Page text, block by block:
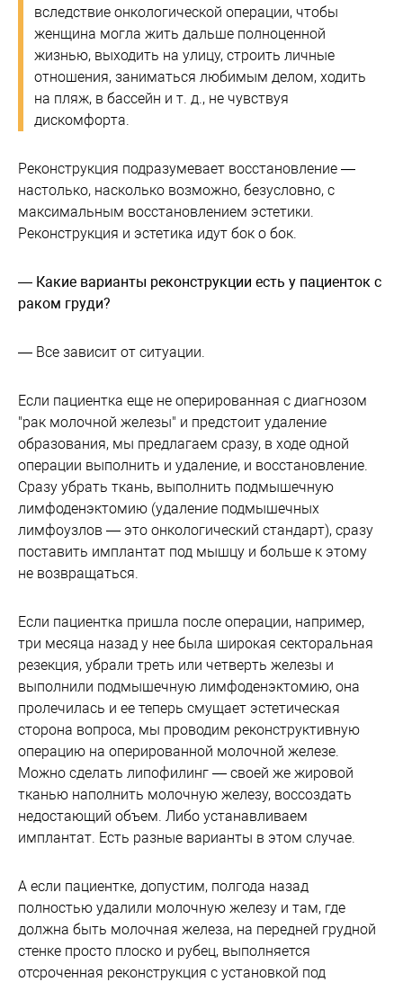
вследствие онкологической операции, чтобы
женщина могла жить дальше полноценной
жизнью, выходить на улицу, строить личные
отношения, заниматься любимым делом, ходить
на пляж, в бассейн и т. д., не чувствуя
дискомфорта.
Реконструкция подразумевает восстановление —
настолько, насколько возможно, безусловно, с
максимальным восстановлением эстетики.
Реконструкция и эстетика идут бок о бок.
— Какие варианты реконструкции есть у пациенток с
раком груди?
— Все зависит от ситуации.
Если пациентка еще не оперированная с диагнозом
"рак молочной железы" и предстоит удаление
образования, мы предлагаем сразу, в ходе одной
операции выполнить и удаление, и восстановление.
Сразу убрать ткань, выполнить подмышечную
лимфоденэктомию (удаление подмышечных
лимфоузлов — это онкологический стандарт), сразу
поставить имплантат под мышцу и больше к этому
не возвращаться.
Если пациентка пришла после операции, например,
три месяца назад у нее была широкая секторальная
резекция, убрали треть или четверть железы и
выполнили подмышечную лимфоденэктомию, она
пролечилась и ее теперь смущает эстетическая
сторона вопроса, мы проводим реконструктивную
операцию на оперированной молочной железе.
Можно сделать липофилинг — своей же жировой
тканью наполнить молочную железу, воссоздать
недостающий объем. Либо устанавливаем
имплантат. Есть разные варианты в этом случае.
А если пациентке, допустим, полгода назад
полностью удалили молочную железу и там, где
должна быть молочная железа, на передней грудной
стенке просто плоско и рубец, выполняется
отсроченная реконструкция с установкой под